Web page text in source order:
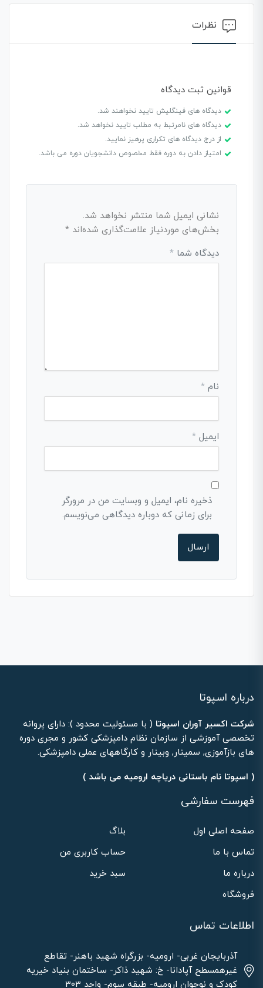
نظرات
قوانین ثبت دیدگاه
دیدگاه های فینگلیش تایید نخواهند شد.
دیدگاه های نامرتبط به مطلب تایید نخواهد شد.
از درج دیدگاه های تکراری پرهیز نمایید.
امتیاز دادن به دوره فقط مخصوص دانشجویان دوره می باشد.
نشانی ایمیل شما منتشر نخواهد شد.
بخش‌های موردنیاز علامت‌گذاری شده‌اند *
دیدگاه شما *
نام *
ایمیل *
ذخیره نام، ایمیل و وبسایت من در مرورگر
برای زمانی که دوباره دیدگاهی می‌نویسم.
درباره اسپوتا
شرکت اکسیر آوران اسپوتا ( با مسئولیت محدود ): دارای پروانه
تخصصی آموزشی از سازمان نظام دامپزشکی کشور و مجری دوره
های بازآموزی, سمینار, وبینار و کارگاههای عملی دامپزشکی.
( اسپوتا نام باستانی دریاچه ارومیه می باشد )
فهرست سفارشی
صفحه اصلی اول
بلاگ
تماس با ما
حساب کاربری من
درباره ما
سبد خرید
فروشگاه
اطلاعات تماس
آذربایجان غربی- ارومیه- بزرگراه شهید باهنر- تقاطع
غیرهمسطح آپادانا- خ: شهید ذاکر- ساختمان بنیاد خیریه
کودک و نوجوان ارومیه- طبقه سوم- واحد 303